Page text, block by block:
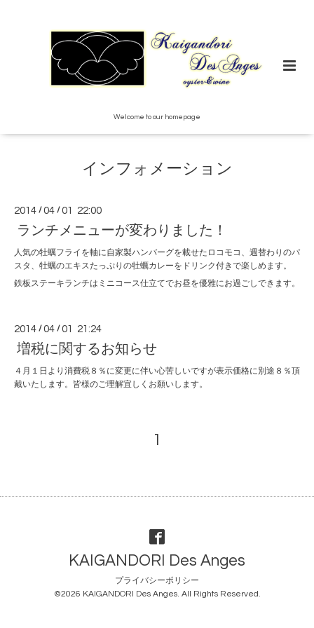
Welcome to our homepage
インフォメーション
2014 /04 /01 22:00
ランチメニューが変わりました！
人気の牡蠣フライを軸に自家製ハンバーグを載せたロコモコ、週替わりのパ
スタ、牡蠣のエキスたっぷりの牡蠣カレーをドリンク付きで楽しめます。
鉄板ステーキランチはミニコース仕立てでお昼を優雅にお過ごしできます。
2014 /04 /01 21:24
増税に関するお知らせ
４月１日より消費税８％に変更に伴い心苦しいですが表示価格に別途８％頂
戴いたします。皆様のご理解宜しくお願いします。
1
KAIGANDORI Des Anges
プライバシーポリシー
©2026 KAIGANDORI Des Anges. All Rights Reserved.